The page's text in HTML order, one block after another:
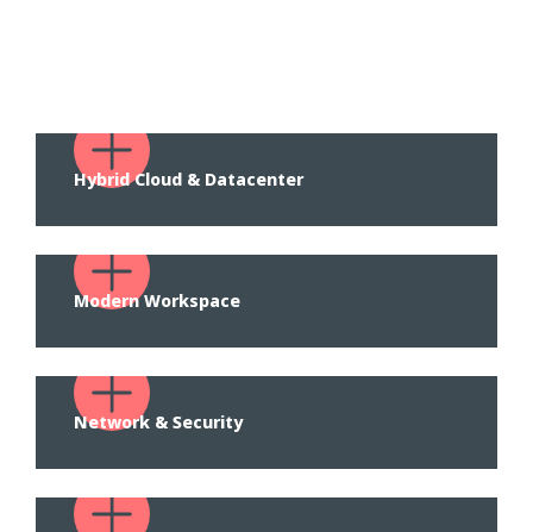
Hybrid Cloud & Datacenter
Modern Workspace
Network & Security